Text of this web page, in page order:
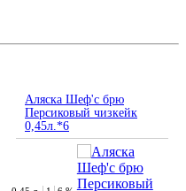
Аляска Шеф'с брю
Персиковый чизкейк
0,45л.*6